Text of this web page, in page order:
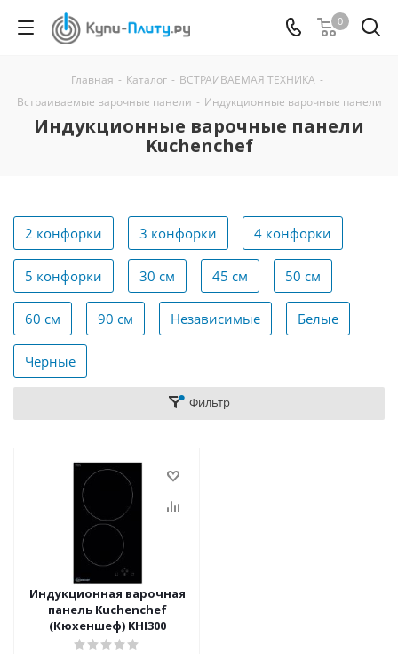
0
Главная - Каталог - ВСТРАИВАЕМАЯ ТЕХНИКА -
Встраиваемые варочные панели - Индукционные варочные панели
Индукционные варочные панели
Kuchenchef
2 конфорки 3 конфорки 4 конфорки
5 конфорки 30 см 45 см 50 см
60 см 90 см Независимые Белые
Черные
Фильтр
Индукционная варочная
панель Kuchenchef
(Кюхеншеф) KHI300